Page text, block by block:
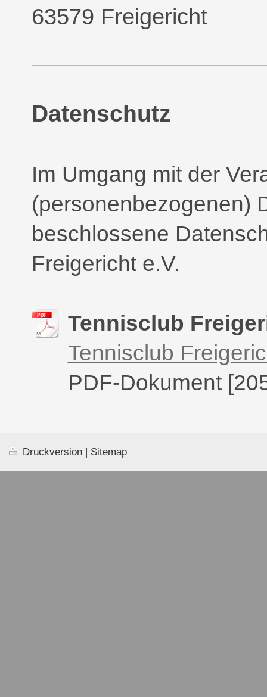
63579 Freigericht
Datenschutz
Im Umgang mit der
(personenbezogenen)
beschlossene
Freigericht e.V.
Tennisclub
Tennisclub
PDF-Dokument
Druckversion | Sitemap